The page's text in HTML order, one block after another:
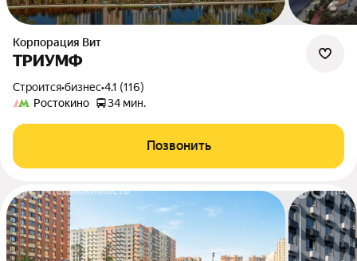
Корпорация Вит
ТРИУМФ
Строится•бизнес•4.1 (116)
Ростокино
34 мин.
Позвонить